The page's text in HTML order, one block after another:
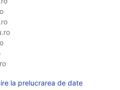
la prelucrarea de date